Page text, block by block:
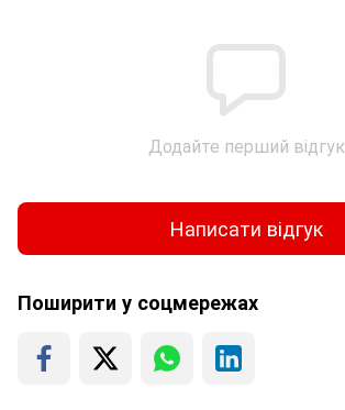
Додайте перший відгук
Написати відгук
Поширити у соцмережах